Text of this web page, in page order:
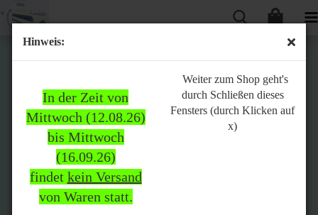
Hinweis:
In der Zeit von
Mittwoch (12.08.26)
bis Mittwoch
(16.09.26)
findet kein Versand
von Waren statt.
Weiter zum Shop geht's
durch Schließen dieses
Fensters (durch Klicken auf
x)
Bitte
beachten:
In der Zeit von Mittwoch
(12.08.26) bis Mittwoch
(16.09.26)